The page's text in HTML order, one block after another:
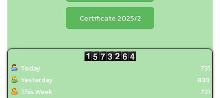
Certificate 2025/2
Today
Yesterday
This Week
731
839
731